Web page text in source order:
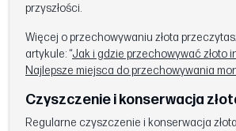
przyszłości.
Więcej o przechowywaniu złota
artykule: “Jak i gdzie przechowywać złoto
Najlepsze miejsca do przechowywania
Czyszczenie i konserwacja
Regularne czyszczenie i konserwacja